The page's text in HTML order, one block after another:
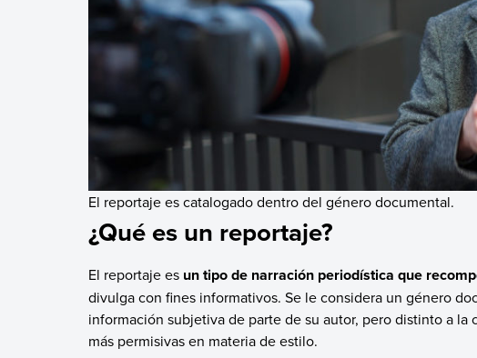
El reportaje es catalogado dentro del género documental.
¿Qué es un reportaje?
El reportaje esun tipo de narración periodística que
divulga con fines informativos. Se le considera un género
información subjetiva de parte de su autor, pero distinto a la
más permisivas en materia de estilo.